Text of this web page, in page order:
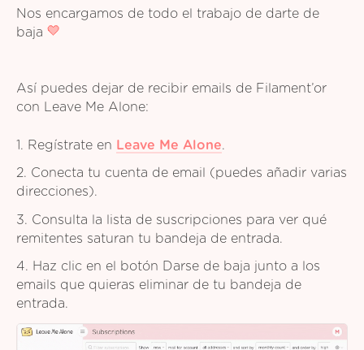
Nos encargamos de todo el trabajo de darte de
baja
Así puedes dejar de recibir emails de Filament’or
con Leave Me Alone:
1. Regístrate en Leave Me Alone.
2. Conecta tu cuenta de email (puedes añadir varias
direcciones).
3. Consulta la lista de suscripciones para ver qué
remitentes saturan tu bandeja de entrada.
4. Haz clic en el botón Darse de baja junto a los
emails que quieras eliminar de tu bandeja de
entrada.